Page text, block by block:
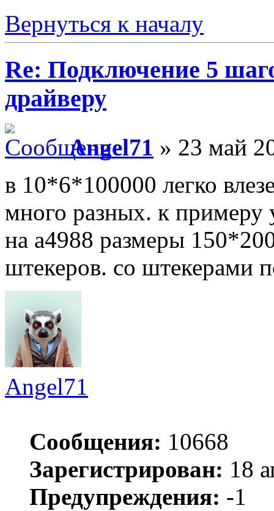
Вернуться к началу
Re: Подключение 5
драйверу
Angel71 » 23 май
в 10*6*100000 легко
много разных. к примеру
на a4988 размеры
штекеров. со штекерами
Angel71
Сообщения: 10668
Зарегистрирован: 18
Предупреждения: -1